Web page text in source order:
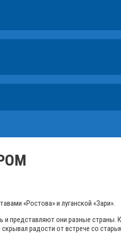
«Ростова» и луганской «Зари».
представляют они разные страны.
радости от встрече со